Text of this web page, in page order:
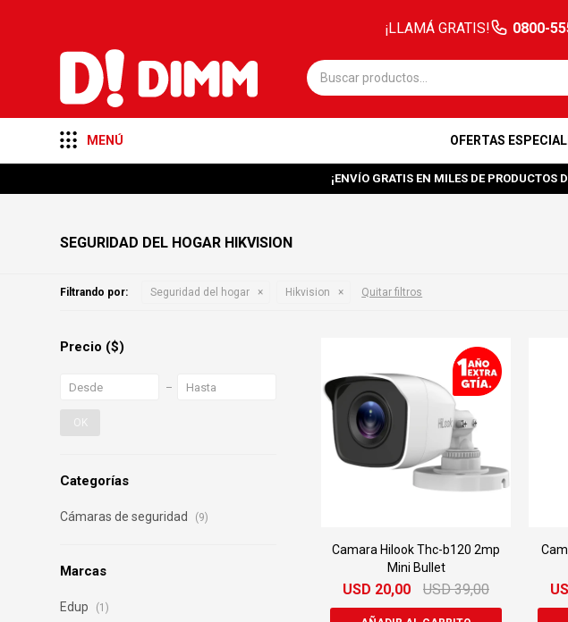
¡LLAMÁ GRATIS! 0800-
MENÚ OFERTAS
¡ENVÍO GRATIS EN MILES DE PRODUCTOS
SEGURIDAD DEL HOGAR HIKVISION
Filtrando por: Seguridad del hogar Hikvision Quitar filtros
Categorías
Cámaras de seguridad (9)
Marcas
Edup (1)
Precio ($)
OK
Camara Hilook Thc-b120 2mp
Mini Bullet
USD 20,00 USD 39,00